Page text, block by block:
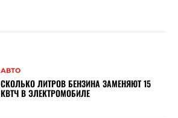
АВТО
СКОЛЬКО ЛИТРОВ БЕНЗИНА ЗАМЕНЯЮТ 15
КВТЧ В ЭЛЕКТРОМОБИЛЕ